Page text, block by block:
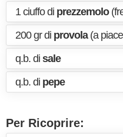
1 ciuffo di prezzemolo
200 gr di provola(a
q.b. di sale
q.b. di pepe
Per Ricoprire: